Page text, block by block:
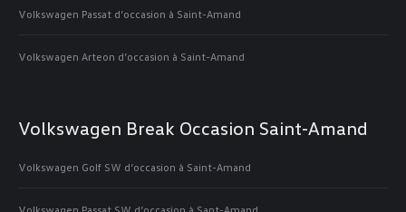
Volkswagen Passat d’occasion à Saint-Amand
Volkswagen Arteon d’occasion à Saint-Amand
Volkswagen Break Occasion Saint-Amand
Volkswagen Golf SW d’occasion à Saint-Amand